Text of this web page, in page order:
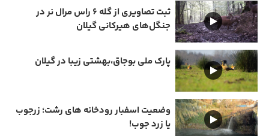
ثبت تصاویری از گله ۶ راس مرال نر در
جنگل‌های هیرکانی گیلان
پارک ملی بوجاق،بهشتی زیبا در گیلان
وضعیت اسفبار رودخانه های رشت؛ زرجوب
یا زرد جوب!